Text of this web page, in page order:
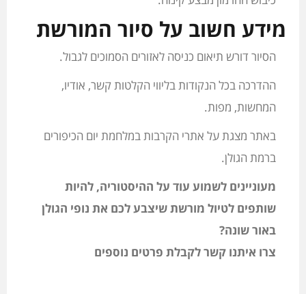
מידע חשוב על סיור המורשת
הסיור דורש תיאום כניסה לאזורים הסמוכים לגבול.
ההדרכה בכל הנקודות בליווי הקלטות קשר, אודיו,
המחשות, מפות.
באתר מצגת על אתרי הקרבות במלחמת יום הכיפורים
ברמת הגולן.
מעוניינים לשמוע עוד על ההיסטוריה, להיות
שותפים לטיול מורשת שיצבע לכם את נופי הגולן
באור שונה?
צרו איתנו קשר לקבלת פרטים נוספים